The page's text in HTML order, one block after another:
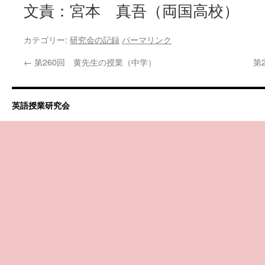
文責：宮本 真吾（両国高校）
カテゴリー: 研究会の記録 パーマリンク
← 第260回 黄先生の授業（中学） 第
英語授業研究会